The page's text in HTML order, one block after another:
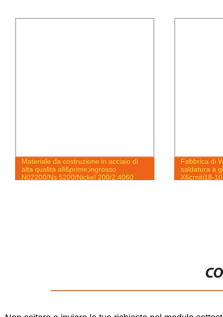
Materiale da costruzione in acciaio di
alta qualità all&prime;ingrosso
N02200/Ns 5200/Nickel 200/2.4060
Fabbrica di
saldatura a
X6crniti18-